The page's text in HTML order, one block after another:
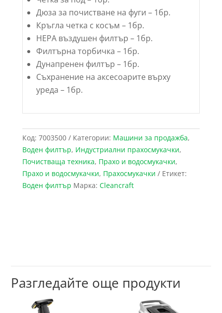
Дюза за почистване на фуги – 1бр.
Кръгла четка с косъм – 1бр.
HEPA въздушен филтър – 1бр.
Филтърна торбичка – 1бр.
Дунапренен филтър – 1бр.
Съхранение на аксесоарите върху
уреда – 1бр.
Код: 7003500 Категории: Maшини за продажба,
Воден филтър, Индустриални прахосмукачки,
Почистваща техника, Прахо и водосмукачки,
Прахо и водосмукачки, Прахосмукачки
Етикет:
Воден филтър Марка: Cleancraft
Разгледайте още продукти